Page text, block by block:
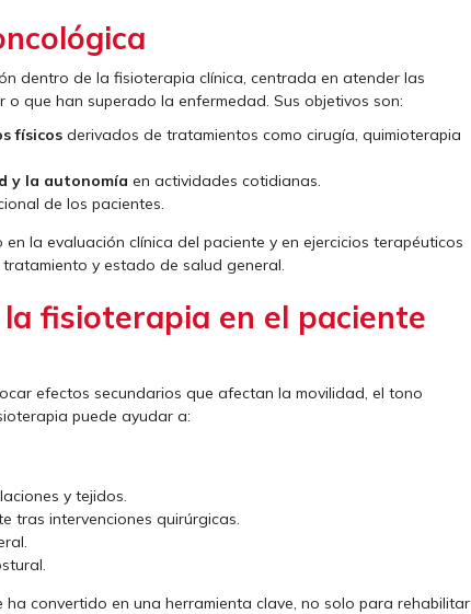
dentro de la fisioterapia clínica, centrada en atender las
que han superado la enfermedad. Sus objetivos son:
físicos derivados de tratamientos como cirugía, quimioterapia
y la autonomía en actividades cotidianas.
de los pacientes.
la evaluación clínica del paciente y en ejercicios terapéuticos
y estado de salud general.
fisioterapia en el paciente
efectos secundarios que afectan la movilidad, el tono
puede ayudar a:
y tejidos.
tras intervenciones quirúrgicas.
convertido en una herramienta clave, no solo para rehabilitar